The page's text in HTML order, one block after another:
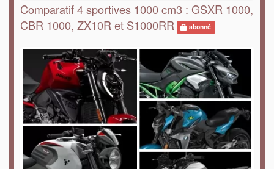
Comparatif 4 sportives 1000 cm3 : GSXR 1000,
CBR 1000, ZX10R et S1000RR
abonné